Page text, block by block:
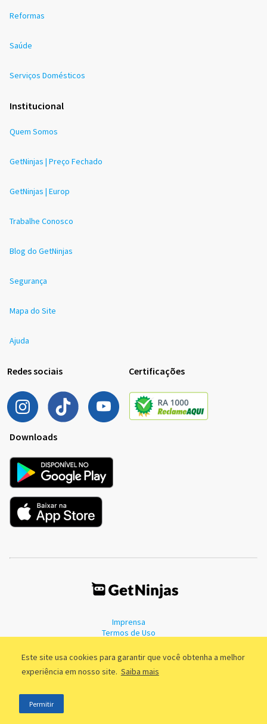
Este site usa cookies para garantir que você obtenha a melhor
experiência em nosso site. Saiba mais
Permitir
Reformas
Saúde
Serviços Domésticos
Institucional
Quem Somos
GetNinjas | Preço Fechado
GetNinjas | Europ
Trabalhe Conosco
Blog do GetNinjas
Segurança
Mapa do Site
Ajuda
Redes sociais Certificações
Downloads
Imprensa
Termos de Uso
©2011 - 2026, GetNinjas LTDA. CNPJ 55.744.877/0001-89 - Rua Dr.
Fernandes Coelho, 85 - 3º andar - São Paulo/SP - Brasil